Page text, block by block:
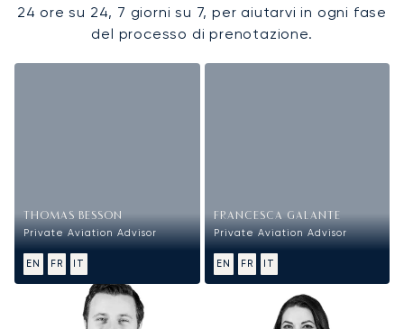
24 ore su 24, 7 giorni su 7, per aiutarvi in ogni fase
del processo di prenotazione.
THOMAS BESSON
Private Aviation Advisor
EN FR IT
FRANCESCA GALANTE
Private Aviation Advisor
EN FR IT